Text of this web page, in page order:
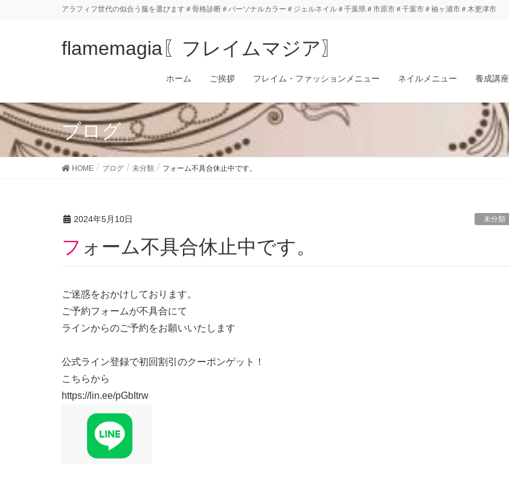
アラフィフ世代の似合う服を選びます＃骨格診断＃パーソナルカラー＃ジェルネイル＃千葉県＃市原市＃千葉市＃袖ヶ浦市＃木更津市
flamemagia〖フレイムマジア〗
ホーム ご挨拶 フレイム・ファッションメニュー ネイルメニュー 養成講座
ブログ
HOME ブログ 未分類 フォーム不具合休止中です。
2024年5月10日 未分類
フォーム不具合休止中です。
ご迷惑をおかけしております。
ご予約フォームが不具合にて
ラインからのご予約をお願いいたします
公式ライン登録で初回割引のクーポンゲット！
こちらから
https://lin.ee/pGbItrw